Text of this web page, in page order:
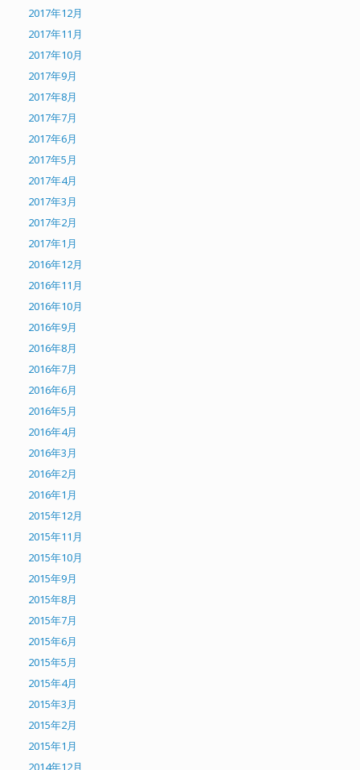
2017年12月
2017年11月
2017年10月
2017年9月
2017年8月
2017年7月
2017年6月
2017年5月
2017年4月
2017年3月
2017年2月
2017年1月
2016年12月
2016年11月
2016年10月
2016年9月
2016年8月
2016年7月
2016年6月
2016年5月
2016年4月
2016年3月
2016年2月
2016年1月
2015年12月
2015年11月
2015年10月
2015年9月
2015年8月
2015年7月
2015年6月
2015年5月
2015年4月
2015年3月
2015年2月
2015年1月
2014年12月